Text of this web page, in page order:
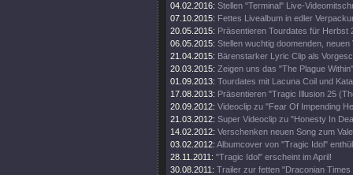
04.02.2016: Stellen "Terminal" Live-
07.10.2015: Fettes Livealbum in edler
20.05.2015: Präsentieren Tourdates für Herbst
06.05.2015: Stellen wuchtig doomenden, neuen
21.04.2015: Bärenstarker Lyric Clip als
20.03.2015: Zeigen uns das "The Plague
01.09.2013: Tourdates mit Lacuna Coil und
17.08.2013: Präsentieren "Tragic Illusion 25
20.09.2012: Videoclip zu "Fear Of Impending
21.03.2012: Super Videoclip zu "Honesty In
14.02.2012: Verschenken neuen Song zum
03.02.2012: Albumcover von "Tragic Idol"
28.11.2011: "Tragic Idol" erscheint im April!
30.08.2011: Trailer zur fetten "Draconian Times